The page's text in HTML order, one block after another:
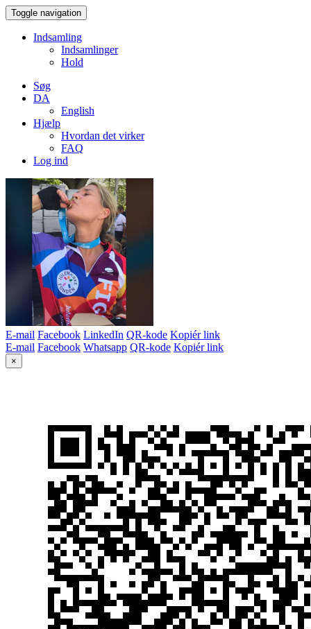
Toggle navigation
Indsamling
Indsamlinger
Hold
Søg
DA
English
Hjælp
Hvordan det virker
FAQ
Log ind
E-mail Facebook LinkedIn QR-kode Kopiér link
E-mail Facebook Whatsapp QR-kode Kopiér link
×